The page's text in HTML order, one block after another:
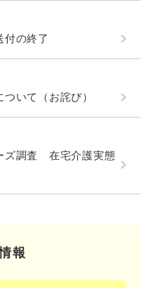
付の終了
いて（お詫び）
ズ調査 在宅介護実態
報